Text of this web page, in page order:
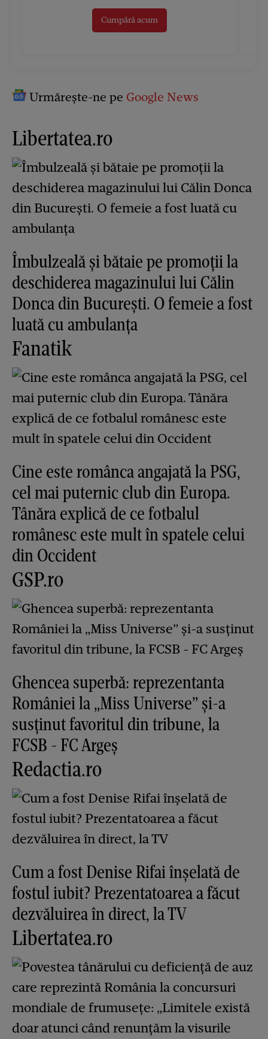
Cumpără acum
Urmărește-ne pe Google News
Libertatea.ro
Îmbulzeală și bătaie pe promoții la
deschiderea magazinului lui Călin
Donca din București. O femeie a fost
luată cu ambulanța
Fanatik
Cine este românca angajată la PSG,
cel mai puternic club din Europa.
Tânăra explică de ce fotbalul
românesc este mult în spatele celui
din Occident
GSP.ro
Ghencea superbă: reprezentanta
României la „Miss Universe” și-a
susținut favoritul din tribune, la
FCSB - FC Argeș
Redactia.ro
Cum a fost Denise Rifai înșelată de
fostul iubit? Prezentatoarea a făcut
dezvăluirea în direct, la TV
Libertatea.ro